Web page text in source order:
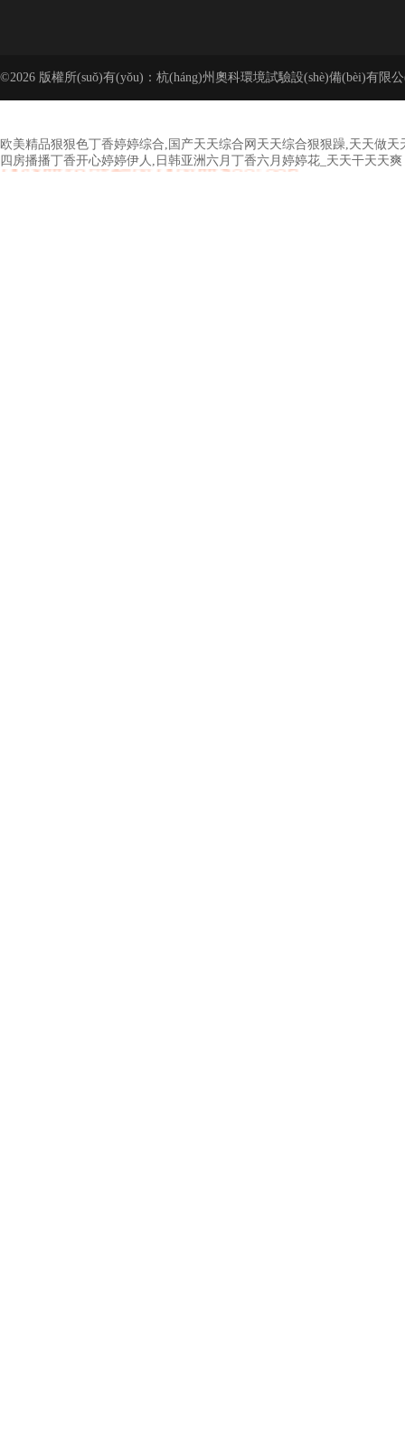
©2026 版權所(suǒ)有(yǒu)：杭(háng)州奧科環境試驗設(shè)備(bèi)有限
欧美精品狠狠色丁香婷婷综合,国产天天综合网天天综合狠狠躁,天天做
四房播播丁香开心婷婷伊人,日韩亚洲六月丁香六月婷婷花_天天干天天爽
欧美精品狠狠色丁香婷婷综合 国产天天综合网天天综合狠狠躁 天天做天天爱天天